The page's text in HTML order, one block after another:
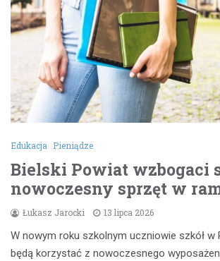
Edukacja Pieniądze
Bielski Powiat wzbogaci
nowoczesny sprzęt w
Łukasz Jarocki 13 lipca 2026
W nowym roku szkolnym uczniowie szkół w
będą korzystać z nowoczesnego